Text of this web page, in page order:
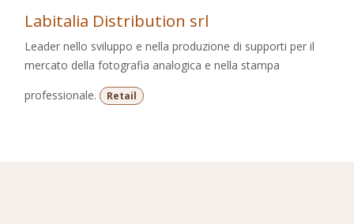
Labitalia Distribution srl
Leader nello sviluppo e nella produzione di supporti per il
mercato della fotografia analogica e nella stampa
professionale.
Retail